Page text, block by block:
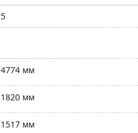
5
4774 мм
1820 мм
1517 мм